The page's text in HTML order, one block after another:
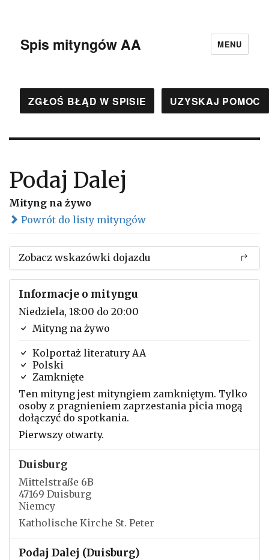
Spis mityngów AA MENU
ZGŁOŚ BŁĄD W SPISIE UZYSKAJ POMOC
Podaj Dalej
Mityng na żywo
Powrót do listy mityngów
Zobacz wskazówki dojazdu
Informacje o mityngu
Niedziela, 18:00 do 20:00
Mityng na żywo
Kolportaż literatury AA
Polski
Zamknięte
Ten mityng jest mityngiem zamkniętym. Tylko
osoby z pragnieniem zaprzestania picia mogą
dołączyć do spotkania.
Pierwszy otwarty.
Duisburg
Mittelstraße 6B
47169 Duisburg
Niemcy
Katholische Kirche St. Peter
Podaj Dalej (Duisburg)